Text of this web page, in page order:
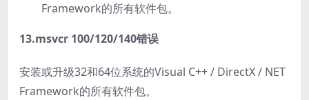
Framework的所有软件包。
13.msvcr 100/120/140错误
安装或升级32和64位系统的Visual C++ / DirectX / NET
Framework的所有软件包。